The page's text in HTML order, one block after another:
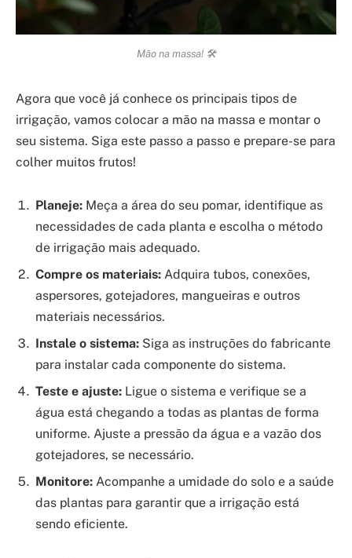
Mão na massa! 🛠️
Agora que você já conhece os principais tipos de
irrigação, vamos colocar a mão na massa e montar o
seu sistema. Siga este passo a passo e prepare-se para
colher muitos frutos!
Planeje: Meça a área do seu pomar, identifique as
necessidades de cada planta e escolha o método
de irrigação mais adequado.
Compre os materiais: Adquira tubos, conexões,
aspersores, gotejadores, mangueiras e outros
materiais necessários.
Instale o sistema: Siga as instruções do fabricante
para instalar cada componente do sistema.
Teste e ajuste: Ligue o sistema e verifique se a
água está chegando a todas as plantas de forma
uniforme. Ajuste a pressão da água e a vazão dos
gotejadores, se necessário.
Monitore: Acompanhe a umidade do solo e a saúde
das plantas para garantir que a irrigação está
sendo eficiente.